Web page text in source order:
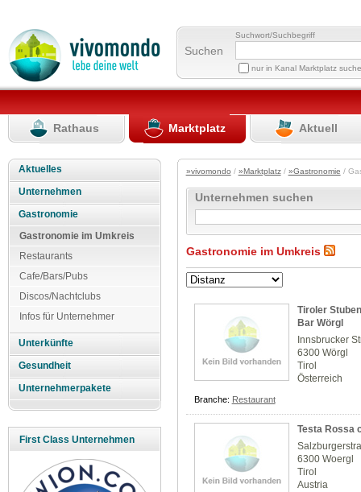
Suchen
Suchwort/Suchbegriff
nur in Kanal Marktplatz
Rathaus Marktplatz Aktuell
Aktuelles
Unternehmen
Gastronomie
Gastronomie im Umkreis
Restaurants
Cafe/Bars/Pubs
Discos/Nachtclubs
Infos für Unternehmer
Unterkünfte
Gesundheit
Unternehmerpakete
First Class Unternehmen
»vivomondo / »Marktplatz/ »Gastronomie /
Unternehmen suchen
Gastronomie im Umkreis
Tiroler
Bar Wörgl
Innsbrucker
6300 Wörgl
Tirol
Österreich
Branche: Restaurant
Testa Rossa
6300 Woergl
Tirol
Austria